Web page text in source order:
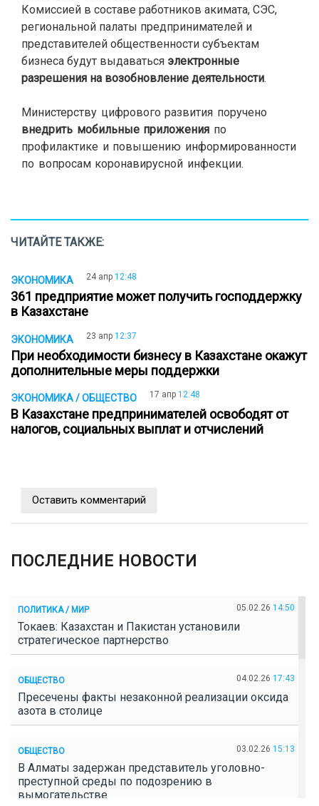
Комиссией в составе работников акимата, СЭС,
региональной палаты предпринимателей и
представителей общественности субъектам
бизнеса будут выдаваться электронные
разрешения на возобновление деятельности.
Министерству цифрового развития поручено
внедрить мобильные приложения по
профилактике и повышению информированности
по вопросам коронавирусной инфекции.
ЧИТАЙТЕ ТАКЖЕ:
ЭКОНОМИКА 24 апр 12:48
361 предприятие может получить господдержку
в Казахстане
ЭКОНОМИКА 23 апр 12:37
При необходимости бизнесу в Казахстане окажут
дополнительные меры поддержки
ЭКОНОМИКА / ОБЩЕСТВО 17 апр 12:48
В Казахстане предпринимателей освободят от
налогов, социальных выплат и отчислений
Оставить комментарий
ПОСЛЕДНИЕ НОВОСТИ
ПОЛИТИКА / МИР 05.02.26 14:50
Токаев: Казахстан и Пакистан установили
стратегическое партнерство
ОБЩЕСТВО 04.02.26 17:43
Пресечены факты незаконной реализации оксида
азота в столице
ОБЩЕСТВО 03.02.26 15:13
В Алматы задержан представитель уголовно-
преступной среды по подозрению в
вымогательстве